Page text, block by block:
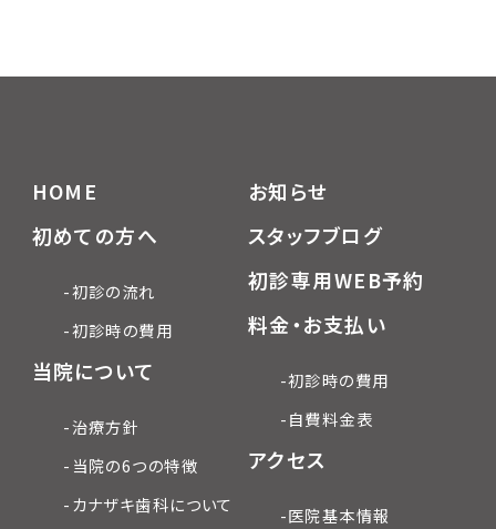
HOME
初めての方へ
-初診の流れ
-初診時の費用
当院について
-治療方針
-当院の6つの特徴
-カナザキ歯科について
お知らせ
スタッフブログ
初診専用WEB予約
料金・お支払い
-初診時の費用
-自費料金表
アクセス
-医院基本情報